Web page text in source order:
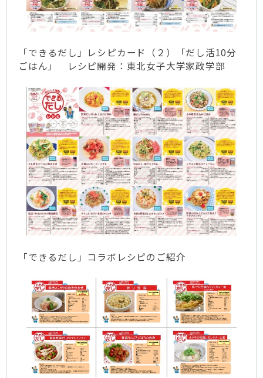
「できるだし」レシピカード（２）「だし活10分
ごはん」 レシピ開発：東北女子大学家政学部
「できるだし」コラボレシピのご紹介